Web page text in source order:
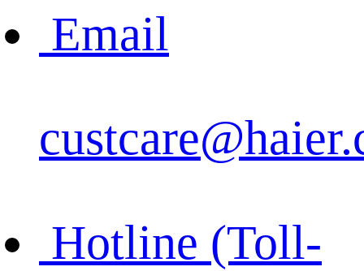
Email
Hotline (Toll-